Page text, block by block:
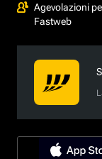
Agevolazioni
Fastweb